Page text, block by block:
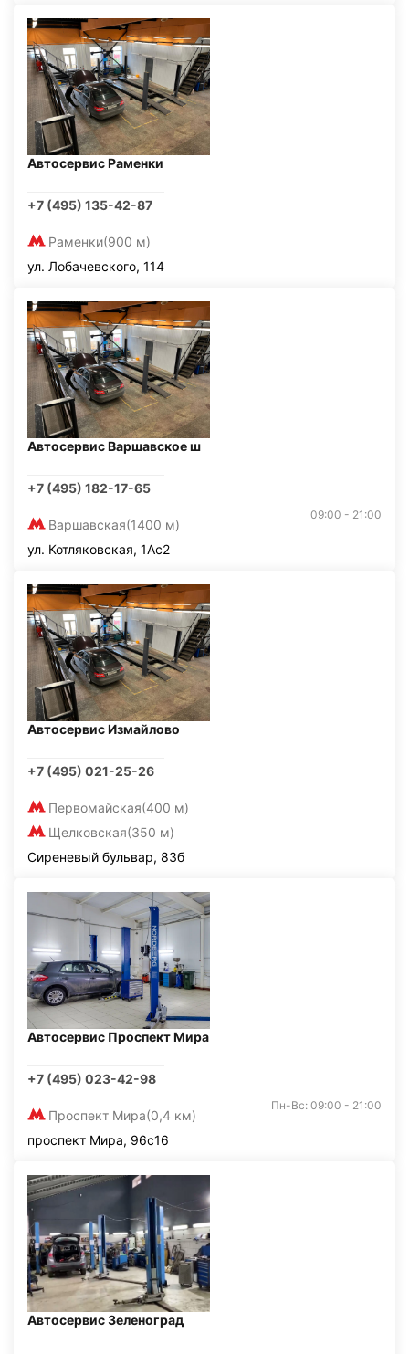
Автосервис Раменки
+7 (495) 135-42-87
Раменки(900 м)
ул. Лобачевского, 114
Автосервис Варшавское ш
+7 (495) 182-17-65
Варшавская(1400 м)
09:00 - 21:00
ул. Котляковская, 1Ас2
Автосервис Измайлово
+7 (495) 021-25-26
Первомайская(400 м)
Щелковская(350 м)
Сиреневый бульвар, 83б
Автосервис Проспект Мира
+7 (495) 023-42-98
Проспект Мира(0,4 км)
Пн-Вс: 09:00 - 21:00
проспект Мира, 96с16
Автосервис Зеленоград